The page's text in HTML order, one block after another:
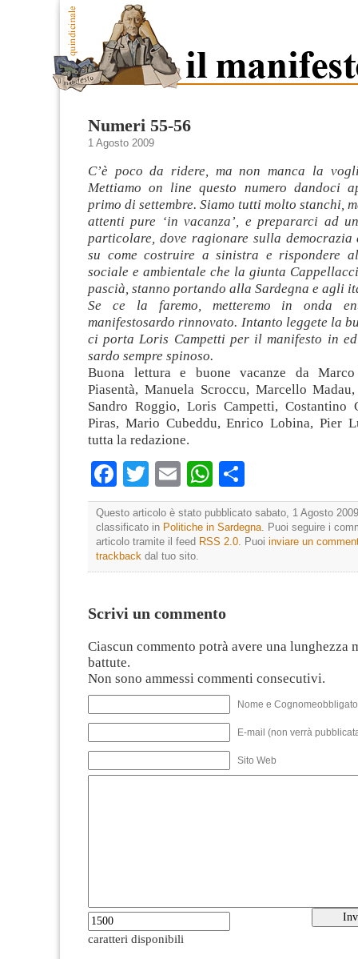
Numeri 55-56
1 Agosto 2009
C’è poco da ridere, ma non manca la
Mettiamo on line questo numero dandoci
primo di settembre. Siamo tutti molto stanchi,
attenti pure ‘in vacanza’, e prepararci ad
particolare, dove ragionare sulla democrazia
su come costruire a sinistra e rispondere
sociale e ambientale che la giunta
pascià, stanno portando alla Sardegna e agli
Se ce la faremo, metteremo in onda
manifestosardo rinnovato. Intanto leggete la
ci porta Loris Campetti per il manifesto in
sardo sempre spinoso.
Buona lettura e buone vacanze da
Piasentà, Manuela Scroccu, Marcello
Sandro Roggio, Loris Campetti, Costantino
Piras, Mario Cubeddu, Enrico Lobina, Pier
tutta la redazione.
Facebook
TwitterEmailWhatsApp
Questo articolo è stato pubblicato sabato, 1 Agosto
classificato in Politiche in Sardegna. Puoi seguire i
articolo tramite il feed RSS 2.0. Puoi inviare un
trackback dal tuo sito.
Scrivi un commento
Ciascun commento potrà avere una lunghezza
battute.
Non sono ammessi commenti consecutivi.
Nome e
E-mail (non verrà
Sito Web
caratteri disponibili